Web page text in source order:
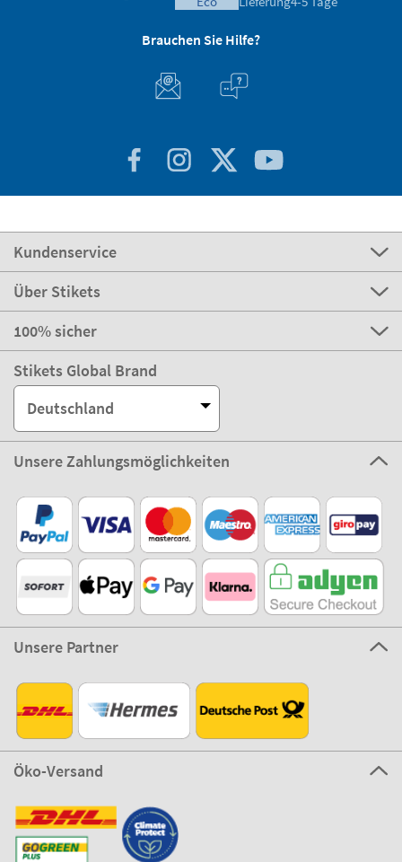
Brauchen Sie Hilfe?
Kundenservice
Über Stikets
100% sicher
Stikets Global Brand
Deutschland
Unsere Zahlungsmöglichkeiten
Unsere Partner
Öko-Versand